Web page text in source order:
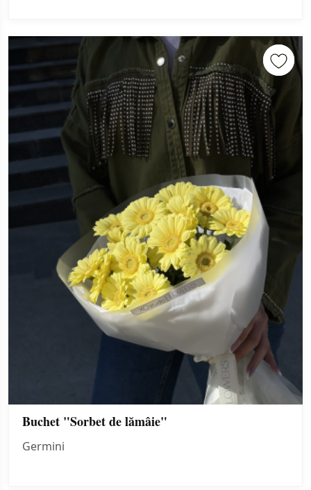
Buchet "Sorbet de lămâie"
Germini